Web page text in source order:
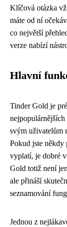
Klíčová otázka
máte od ní
co největší
verze nabízí
Hlavní
Tinder Gold je
svým uživatelům
Pokud jste někdy
vyplatí, je dobré
Gold totiž není
ale přináší
seznamování
Jednou z